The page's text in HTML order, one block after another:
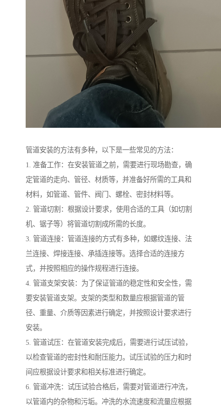
管道安装的方法有多种，以下是一些常见的方法：
1. 准备工作：在安装管道之前，需要进行现场勘查，确
定管道的走向、管径、材质等，并准备好所需的工具和
材料，如管道、管件、阀门、螺栓、密封材料等。
2. 管道切割：根据设计要求，使用合适的工具（如切割
机、锯子等）将管道切割成所需的长度。
3. 管道连接：管道连接的方式有多种，如螺纹连接、法
兰连接、焊接连接、承插连接等。选择合适的连接方
式，并按照相应的操作规程进行连接。
4. 管道支架安装：为了保证管道的稳定性和安全性，需
要安装管道支架。支架的类型和数量应根据管道的管
径、重量、介质等因素进行确定，并按照设计要求进行
安装。
5. 管道试压：在管道安装完成后，需要进行试压试验，
以检查管道的密封性和耐压能力。试压试验的压力和时
间应根据设计要求和相关标准进行确定。
6. 管道冲洗：试压试验合格后，需要对管道进行冲洗，
以管道内的杂物和污垢。冲洗的水流速度和流量应根据